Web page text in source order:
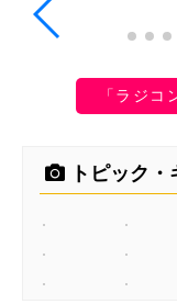
「ラジ
トピック